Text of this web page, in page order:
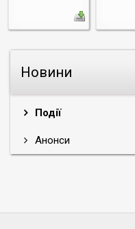
Новини
Події
Анонси